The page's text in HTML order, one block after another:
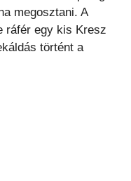
megosztani. A
ráfér egy kis Kresz
történt a